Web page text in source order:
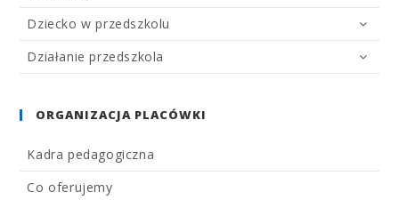
Dziecko w przedszkolu
Działanie przedszkola
ORGANIZACJA PLACÓWKI
Kadra pedagogiczna
Co oferujemy